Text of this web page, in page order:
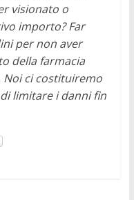
visionato o
importo? Far
per non aver
della farmacia
Noi ci costituiremo
limitare i danni fin